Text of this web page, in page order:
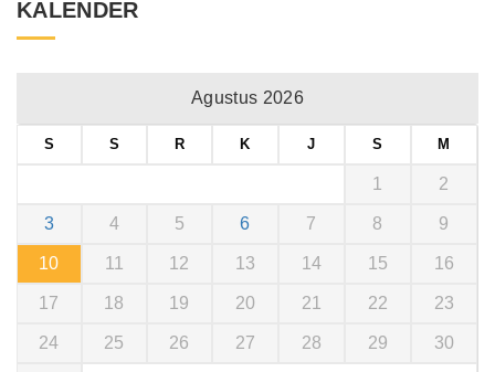
KALENDER
Agustus 2026
S S R K J S M
1 2
3 4 5 6 7 8 9
10 11 12 13 14 15 16
17 18 19 20 21 22 23
24 25 26 27 28 29 30